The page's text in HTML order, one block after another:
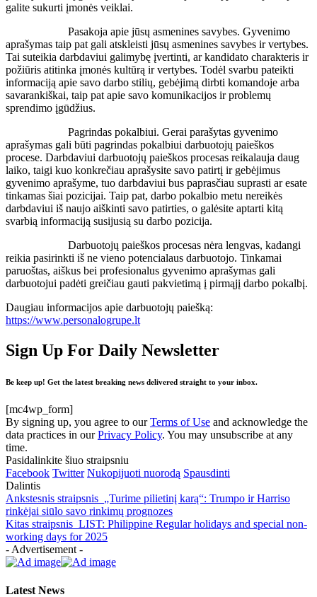
galite sukurti įmonės veiklai.
Pasakoja apie jūsų asmenines savybes. Gyvenimo
aprašymas taip pat gali atskleisti jūsų asmenines savybes ir vertybes.
Tai suteikia darbdaviui galimybę įvertinti, ar kandidato charakteris ir
požiūris atitinka įmonės kultūrą ir vertybes. Todėl svarbu pateikti
informaciją apie savo darbo stilių, gebėjimą dirbti komandoje arba
savarankiškai, taip pat apie savo komunikacijos ir problemų
sprendimo įgūdžius.
Pagrindas pokalbiui. Gerai parašytas gyvenimo
aprašymas gali būti pagrindas pokalbiui darbuotojų paieškos
procese. Darbdaviui darbuotojų paieškos procesas reikalauja daug
laiko, taigi kuo konkrečiau aprašysite savo patirtį ir gebėjimus
gyvenimo aprašyme, tuo darbdaviui bus paprasčiau suprasti ar esate
tinkamas šiai pozicijai. Taip pat, darbo pokalbio metu nereikės
darbdaviui iš naujo aiškinti savo patirties, o galėsite aptarti kitą
svarbią informaciją susijusią su darbo pozicija.
Darbuotojų paieškos procesas nėra lengvas, kadangi
reikia pasirinkti iš ne vieno potencialaus darbuotojo. Tinkamai
paruoštas, aiškus bei profesionalus gyvenimo aprašymas gali
darbuotojui padėti greičiau gauti pakvietimą į pirmąjį darbo pokalbį.
Daugiau informacijos apie darbuotojų paiešką:
https://www.personalogrupe.lt
Sign Up For Daily Newsletter
Be keep up! Get the latest breaking news delivered straight to your inbox.
[mc4wp_form]
By signing up, you agree to ourTerms of Use and acknowledge the
data practices in ourPrivacy Policy. You may unsubscribe at any
time.
Pasidalinkite šiuo straipsniu
Facebook Twitter Nukopijuoti nuorodą Spausdinti
Dalintis
Ankstesnis straipsnis „Turime pilietinį karą“: Trumpo ir Harriso
rinkėjai siūlo savo rinkimų prognozes
Kitas straipsnis LIST: Philippine Regular holidays and special non-
working days for 2025
- Advertisement -
Latest News